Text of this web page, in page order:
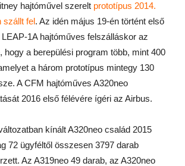
hajtóművel szerelt prototípus 2014.
szállt fel. Az idén május 19-én történt első
1A hajtóműves felszálláskor az
hogy a berepülési program több, mint 400
a három prototípus mintegy 130
A CFM hajtóműves A320neo
2016 első félévére ígéri az Airbus.
kínált A320neo család 2015
72 ügyféltől összesen 3797 darab
Az A319neo 49 darab, az A320neo